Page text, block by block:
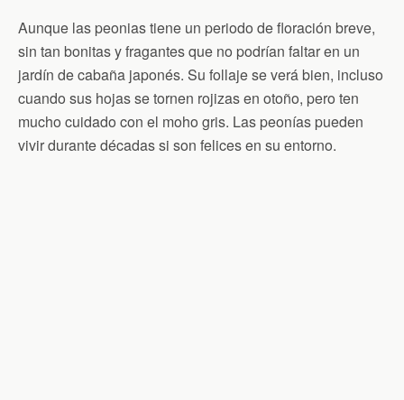
Aunque las peonias tiene un periodo de floración breve,
sin tan bonitas y fragantes que no podrían faltar en un
jardín de cabaña japonés. Su follaje se verá bien, incluso
cuando sus hojas se tornen rojizas en otoño, pero ten
mucho cuidado con el moho gris. Las peonías pueden
vivir durante décadas si son felices en su entorno.